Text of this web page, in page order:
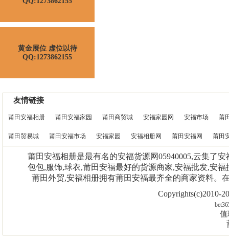
黄金展位 虚位以待
QQ:1273862155
友情链接
莆田安福相册 莆田安福家园 莆田商贸城 安福家园网 安福市场 莆
莆田贸易城 莆田安福市场 安福家园 安福相册网 莆田安福网 莆田
莆田安福相册是最有名的安福货源网05940005,云集了
包包,服饰,球衣,莆田安福最好的货源商家,安福批发,安
莆田外贸,安福相册拥有莆田安福最齐全的商家资料。
Copyrights(c)2010-
值